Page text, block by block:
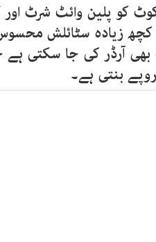
کو پلین وائٹ شرٹ
کچھ زیادہ سٹائلش
بنتی ہے۔